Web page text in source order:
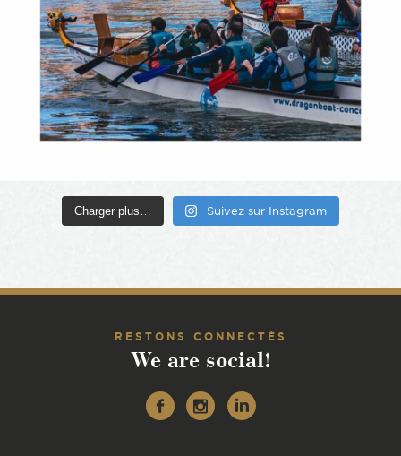
Charger plus… Suivez sur Instagram
RESTONS CONNECTÉS
We are social!